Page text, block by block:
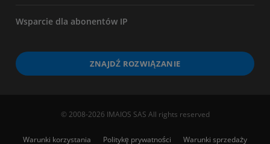
Wsparcie dla abonentów IP
ZNAJDŹ ROZWIĄZANIE
© 2008-2026 IMAIOS SAS All rights reserved
Warunki korzystania Politykę prywatności Warunki sprzedaży